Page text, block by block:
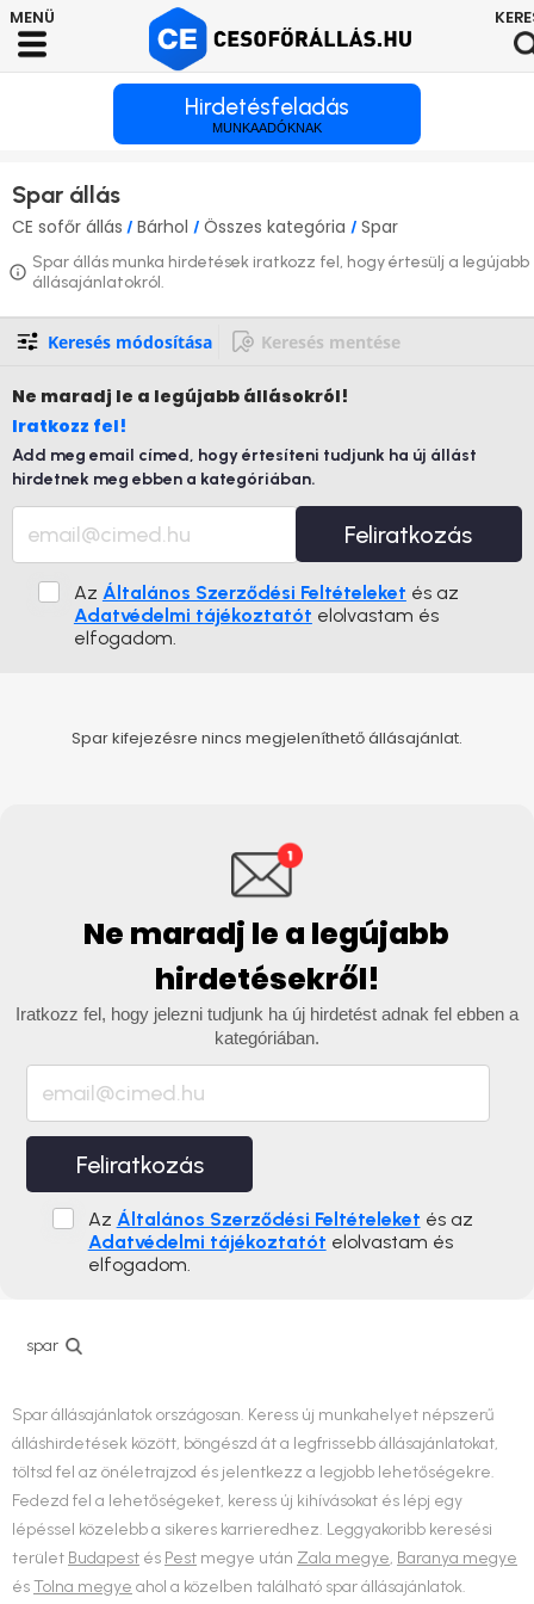
Hirdetésfeladás
MUNKAADÓKNAK
Spar állás
CE sofőr állás / Bárhol / Összes kategória / Spar
Spar állás munka hirdetések iratkozz fel, hogy értesülj a legújabb
állásajánlatokról.
Keresés módosítása Keresés mentése
Ne maradj le a legújabb állásokról!
Iratkozz fel!
Add meg email címed, hogy értesíteni tudjunk ha új állást
hirdetnek meg ebben a kategóriában.
Feliratkozás
Az Általános Szerződési Feltételeket és az
Adatvédelmi tájékoztatót elolvastam és
elfogadom.
Spar kifejezésre nincs megjeleníthető állásajánlat.
Ne maradj le a legújabb
hirdetésekről!
Iratkozz fel, hogy jelezni tudjunk ha új hirdetést adnak fel ebben a
kategóriában.
Feliratkozás
Az Általános Szerződési Feltételeket és az
Adatvédelmi tájékoztatót elolvastam és
elfogadom.
spar
Spar állásajánlatok országosan. Keress új munkahelyet népszerű
álláshirdetések között, böngészd át a legfrissebb állásajánlatokat,
töltsd fel az önéletrajzod és jelentkezz a legjobb lehetőségekre.
Fedezd fel a lehetőségeket, keress új kihívásokat és lépj egy
lépéssel közelebb a sikeres karrieredhez. Leggyakoribb keresési
terület Budapest és Pest megye után Zala megye, Baranya megye
ésTolna megye ahol a közelben található spar állásajánlatok.